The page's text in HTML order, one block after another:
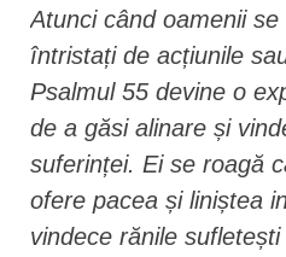
Atunci când oamenii
întristați de acțiunile
Psalmul 55 devine o
de a găsi alinare și
suferinței. Ei se roagă
ofere pacea și liniștea
vindece rănile